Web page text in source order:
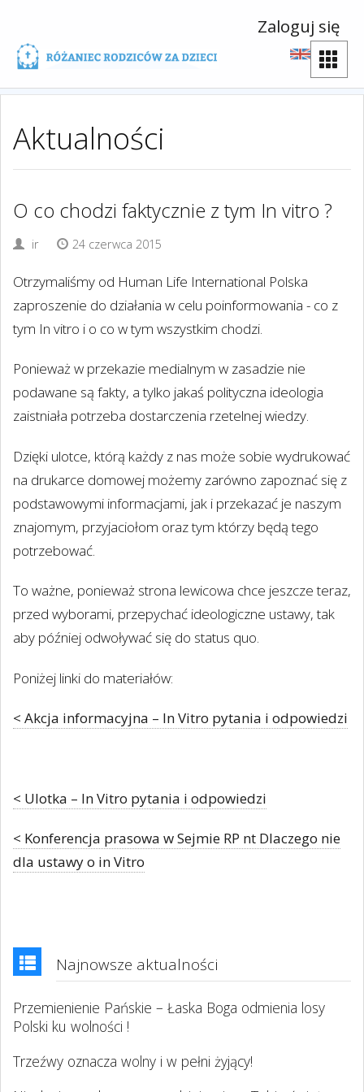
Zaloguj się
Aktualności
O co chodzi faktycznie z tym In vitro ?
ir 24 czerwca 2015
Otrzymaliśmy od Human Life International Polska
zaproszenie do działania w celu poinformowania - co z
tym In vitro i o co w tym wszystkim chodzi.
Ponieważ w przekazie medialnym w zasadzie nie
podawane są fakty, a tylko jakaś polityczna ideologia
zaistniała potrzeba dostarczenia rzetelnej wiedzy.
Dzięki ulotce, którą każdy z nas może sobie wydrukować
na drukarce domowej możemy zarówno zapoznać się z
podstawowymi informacjami, jak i przekazać je naszym
znajomym, przyjaciołom oraz tym którzy będą tego
potrzebować.
To ważne, ponieważ strona lewicowa chce jeszcze teraz,
przed wyborami, przepychać ideologiczne ustawy, tak
aby później odwoływać się do status quo.
Poniżej linki do materiałów:
< Akcja informacyjna – In Vitro pytania i odpowiedzi
< Ulotka – In Vitro pytania i odpowiedzi
< Konferencja prasowa w Sejmie RP nt Dlaczego nie
dla ustawy o in Vitro
Najnowsze aktualności
Przemienienie Pańskie – Łaska Boga odmienia losy
Polski ku wolności !
Trzeźwy oznacza wolny i w pełni żyjący!